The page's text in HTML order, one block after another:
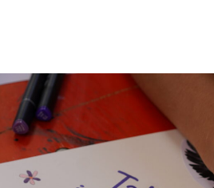
actuelle de ce carrousel